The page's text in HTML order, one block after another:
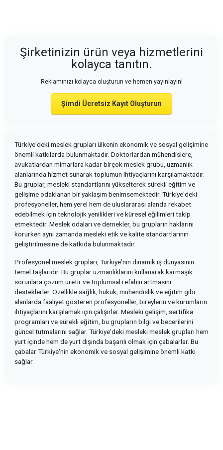
Şirketinizin ürün veya hizmetlerini
kolayca tanıtın.
Reklamınızı kolayca oluşturun ve hemen yayınlayın!
Şimdi Ücretsiz Kayıt Oluşturun
Türkiye'deki meslek grupları ülkenin ekonomik ve sosyal gelişimine
önemli katkılarda bulunmaktadır. Doktorlardan mühendislere,
avukatlardan mimarlara kadar birçok meslek grubu, uzmanlık
alanlarında hizmet sunarak toplumun ihtiyaçlarını karşılamaktadır.
Bu gruplar, mesleki standartlarını yükselterek sürekli eğitim ve
gelişime odaklanan bir yaklaşım benimsemektedir. Türkiye'deki
profesyoneller, hem yerel hem de uluslararası alanda rekabet
edebilmek için teknolojik yenilikleri ve küresel eğilimleri takip
etmektedir. Meslek odaları ve dernekler, bu grupların haklarını
korurken aynı zamanda mesleki etik ve kalite standartlarının
geliştirilmesine de katkıda bulunmaktadır.
Profesyonel meslek grupları, Türkiye'nin dinamik iş dünyasının
temel taşlarıdır. Bu gruplar uzmanlıklarını kullanarak karmaşık
sorunlara çözüm üretir ve toplumsal refahın artmasını
desteklerler. Özellikle sağlık, hukuk, mühendislik ve eğitim gibi
alanlarda faaliyet gösteren profesyoneller, bireylerin ve kurumların
ihtiyaçlarını karşılamak için çalışırlar. Mesleki gelişim, sertifika
programları ve sürekli eğitim, bu grupların bilgi ve becerilerini
güncel tutmalarını sağlar. Türkiye'deki mesleki meslek grupları hem
yurt içinde hem de yurt dışında başarılı olmak için çabalarlar. Bu
çabalar Türkiye'nin ekonomik ve sosyal gelişimine önemli katkı
sağlar.